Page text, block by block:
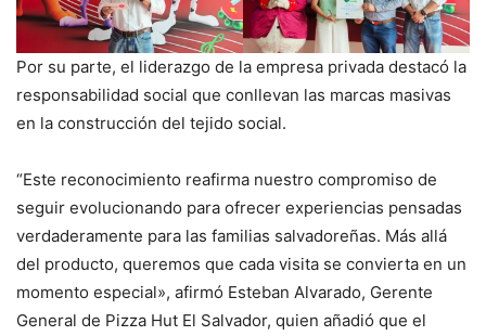
Por su parte, el liderazgo de la empresa privada destacó la
responsabilidad social que conllevan las marcas masivas
en la construcción del tejido social.
“Este reconocimiento reafirma nuestro compromiso de
seguir evolucionando para ofrecer experiencias pensadas
verdaderamente para las familias salvadoreñas. Más allá
del producto, queremos que cada visita se convierta en un
momento especial», afirmó Esteban Alvarado, Gerente
General de Pizza Hut El Salvador, quien añadió que el